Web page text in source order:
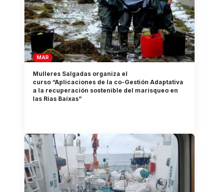
MAR
Mulleres Salgadas organiza el
curso “Aplicaciones de la co-Gestión Adaptativa
a la recuperación sostenible del marisqueo en
las Rías Baixas”